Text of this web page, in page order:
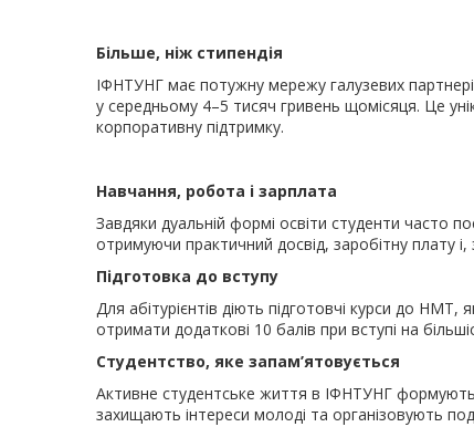
Більше, ніж стипендія
ІФНТУНГ має потужну мережу галузевих
у середньому 4–5 тисяч гривень щомісяця. Це
корпоративну підтримку.
Навчання, робота і зарплата
Завдяки дуальній формі освіти студенти часто
отримуючи практичний досвід, заробітну плату
Підготовка до вступу
Для абітурієнтів діють підготовчі курси до
отримати додаткові 10 балів при вступі на
Студентство, яке запам’ятовується
Активне студентське життя в ІФНТУНГ формують
захищають інтереси молоді та організовують